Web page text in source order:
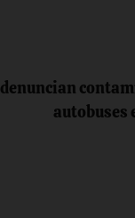
autobuses